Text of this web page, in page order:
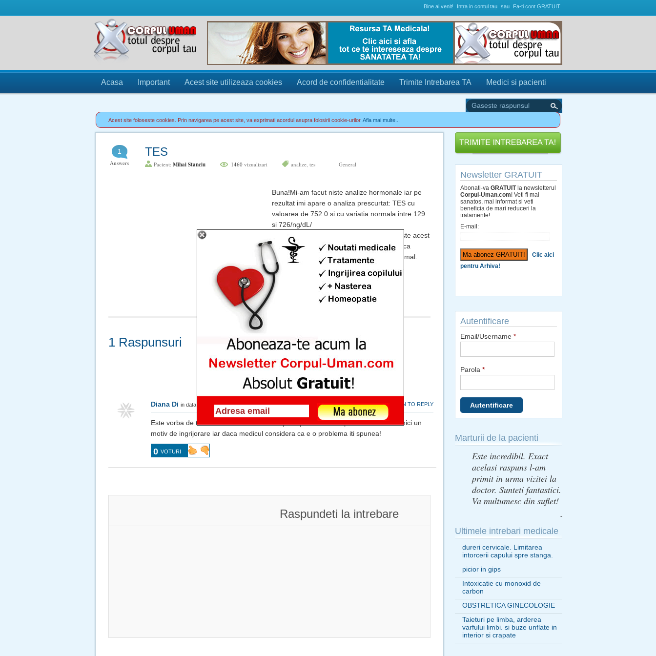
Bine ai venit! Intra in contul tau sau Fa-ti cont GRATUIT
Acasa Important Acest site utilizeaza cookies Acord de confidentialitate Trimite Intrebarea TA Medici si pacienti
Acest site foloseste cookies. Prin navigarea pe acest site, va exprimati acordul asupra folosirii cookie-urilor. Afla mai multe...
1
Answers
TES
Pacient: Mihai Stanciu 1460 vizualizari analize, tes General
Buna!Mi-am facut niste analize hormonale iar pe
rezultat imi apare o analiza prescurtat: TES cu
valoarea de 752.0 si cu variatia normala intre 129
si 726/ng/dL/
Intrebarea mea este daca stie cineva ce este acest
TES? Nu imi dau seama ce este si observ ca
valoarea este mai mare decat maximul normal.
Medicul nu mi-a zis nimic!
1 Raspunsuri
Diana Di in data de Jul 09, 2013 LOG IN TO REPLY
Este vorba de testosteronul seric. E foarte putin peste limita superioara si nu vad nici un
motiv de ingrijorare iar daca medicul considera ca e o problema iti spunea!
0 VOTURI
Raspundeti la intrebare
Newsletter GRATUIT
Abonati-va GRATUITla newsletterul
Corpul-Uman.com! Veti fi mai
sanatos, mai informat si veti
beneficia de mari reduceri la
tratamente!
E-mail:
Clic aici
pentru Arhiva!
Autentificare
Email/Username *
Parola *
Marturii de la pacienti
Este incredibil. Exact
acelasi raspuns l-am
primit in urma vizitei la
doctor. Sunteti fantastici.
Va multumesc din suflet!
-
Ultimele intrebari medicale
dureri cervicale. Limitarea
intorcerii capului spre stanga.
picior in gips
Intoxicatie cu monoxid de
carbon
OBSTRETICA GINECOLOGIE
Taieturi pe limba, arderea
varfului limbi. si buze unflate in
interior si crapate